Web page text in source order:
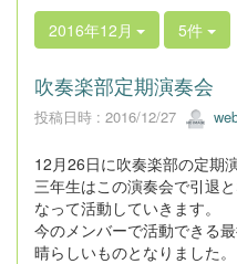
2016年12月 5件
吹奏楽部定期演奏会
投稿日時 : 2016/12/27
12月26日に吹奏楽部の定期
三年生はこの演奏会で引退
なって活動していきます。
今のメンバーで活動できる
晴らしいものとなりました。